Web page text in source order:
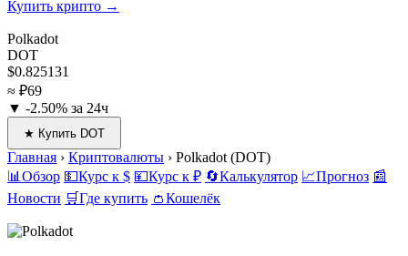
Купить крипто →
Polkadot
DOT
$0.825131
≈ ₽69
▼ -2.50% за 24ч
★ Купить DOT
Главная › Криптовалюты › Polkadot (DOT)
📊 Обзор 💵Курс к $ 💴Курс к ₽ 🔄Калькулятор 📈Прогноз 📰
Новости 🛒Где купить 👛Кошелёк